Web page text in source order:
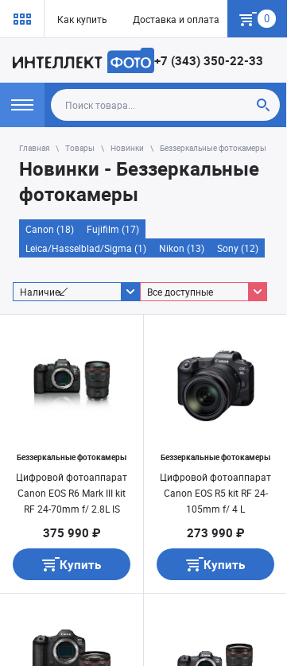
Как купить Доставка и оплата Гарантия
0
+7 (343) 350-22-33
Главная Товары Новинки Беззеркальные фотокамеры
Новинки - Беззеркальные
фотокамеры
Canon (18)
Fujifilm (17)
Leica/Hasselblad/Sigma (1)
Nikon (13) Sony (12)
Наличие Все доступные
Беззеркальные фотокамеры
Цифровой фотоаппарат
Canon EOS R6 Mark III kit
RF 24-70mm f/ 2.8L IS
375 990 ₽
Купить
Беззеркальные фотокамеры
Цифровой фотоаппарат
Canon EOS R5 kit RF 24-
105mm f/ 4 L
273 990 ₽
Купить